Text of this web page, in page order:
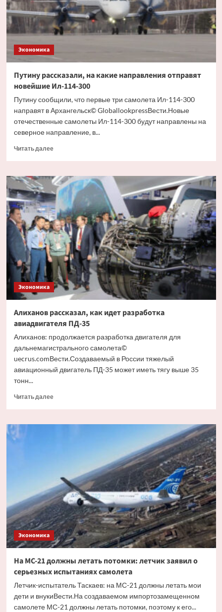
рекордную
с
начала
2026
Экономика
Путину рассказали, на какие направления отправят
новейшие Ил-114-300
Путину сообщили, что первые три самолета Ил-114-300
направят в Архангельск© GloballookpressВести.Новые
отечественные самолеты Ил-114-300 будут направлены на
северное направление, в...
Читать далееПрочитать
Путину
рассказали,
на
какие
направления
отправят
новейшие
Ил-114-
300
Экономика
Алиханов рассказал, как идет разработка
авиадвигателя ПД-35
Алиханов: продолжается разработка двигателя для
дальнемагистрального самолета©
uecrus.comВести.Создаваемый в России тяжелый
авиационный двигатель ПД-35 может иметь тягу выше 35
тонн...
Читать далееПрочитать
Алиханов
авиадвигателя
ПД-35
Экономика
На МС-21 должны летать потомки: летчик заявил о
серьезных испытаниях самолета
Летчик-испытатель Таскаев: на МС-21 должны летать мои
дети и внукиВести.На создаваемом импортозамещенном
самолете МС-21 должны летать потомки, поэтому к его...